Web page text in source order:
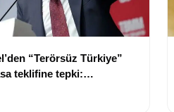
“Terörsüz Türkiye”
teklifine tepki: